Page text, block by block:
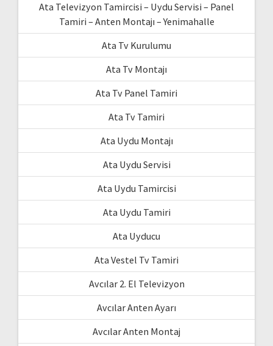
Ata Televizyon Tamircisi – Uydu Servisi – Panel
Tamiri – Anten Montajı – Yenimahalle
Ata Tv Kurulumu
Ata Tv Montajı
Ata Tv Panel Tamiri
Ata Tv Tamiri
Ata Uydu Montajı
Ata Uydu Servisi
Ata Uydu Tamircisi
Ata Uydu Tamiri
Ata Uyducu
Ata Vestel Tv Tamiri
Avcılar 2. El Televizyon
Avcılar Anten Ayarı
Avcılar Anten Montaj